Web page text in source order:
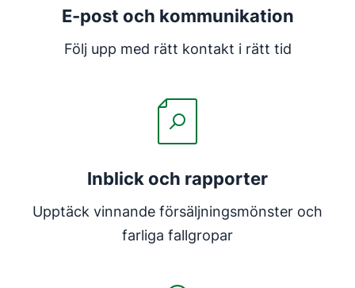
E-post och kommunikation
Följ upp med rätt kontakt i rätt tid
Inblick och rapporter
Upptäck vinnande försäljningsmönster och
farliga fallgropar